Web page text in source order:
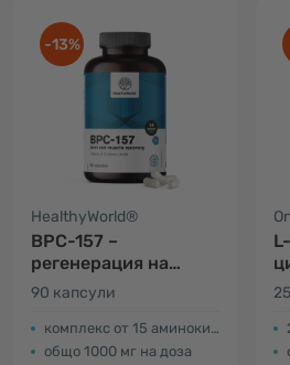
-13%
HealthyWorld®
BPC-157 –
регенерация на
мускулите и ставите
90 капсули
комплекс от 15 аминокиселини
общо 1000 мг на доза